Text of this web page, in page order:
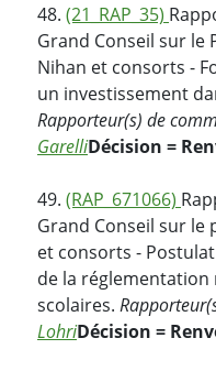
48. (21_RAP_35)
Grand Conseil sur le
Nihan et consorts -
un investissement
Rapporteur(s) de
GarelliDécision =
49. (RAP_671066)
Grand Conseil sur le
et consorts -
de la
scolaires.
LohriDécision =